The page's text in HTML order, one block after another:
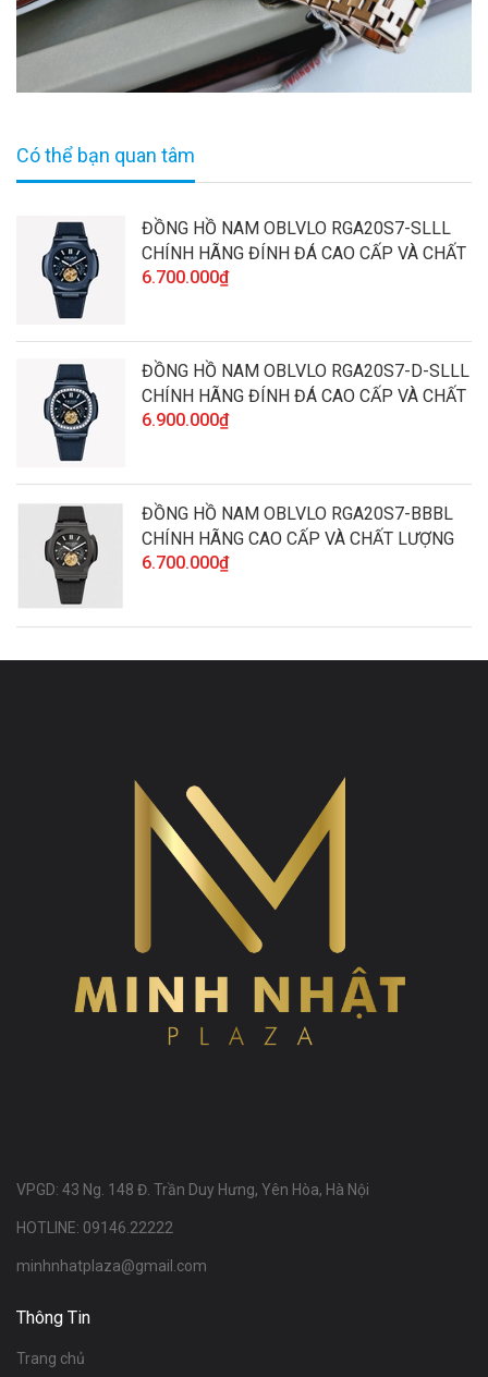
Có thể bạn quan tâm
ĐỒNG HỒ NAM OBLVLO RGA20S7-SLLL
CHÍNH HÃNG ĐÍNH ĐÁ CAO CẤP VÀ CHẤT
LƯỢNG
6.700.000₫
ĐỒNG HỒ NAM OBLVLO RGA20S7-D-SLLL
CHÍNH HÃNG ĐÍNH ĐÁ CAO CẤP VÀ CHẤT
LƯỢNG
6.900.000₫
ĐỒNG HỒ NAM OBLVLO RGA20S7-BBBL
CHÍNH HÃNG CAO CẤP VÀ CHẤT LƯỢNG
6.700.000₫
VPGD: 43 Ng. 148 Đ. Trần Duy Hưng, Yên Hòa, Hà Nội
HOTLINE: 09146.22222
minhnhatplaza@gmail.com
Thông Tin
Trang chủ